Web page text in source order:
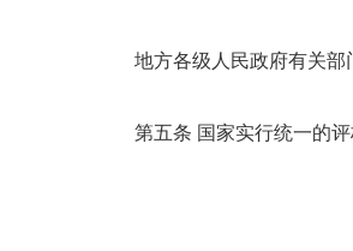
地方各级人民政府有关
第五条 国家实行统一的